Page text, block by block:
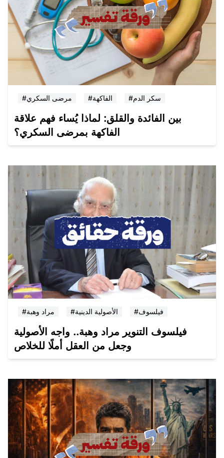
#مرضى السكري #الفاكهة #سكر الدم
بين الفائدة والقلق: لماذا يُساء فهم علاقة
الفاكهة بمرضى السكري؟
#مراد وهبة #الأصولية الدينية #فيلسوف
فيلسوف التنوير مراد وهبة.. واجه الأصولية
وجعل من العقل أملًا للخلاص